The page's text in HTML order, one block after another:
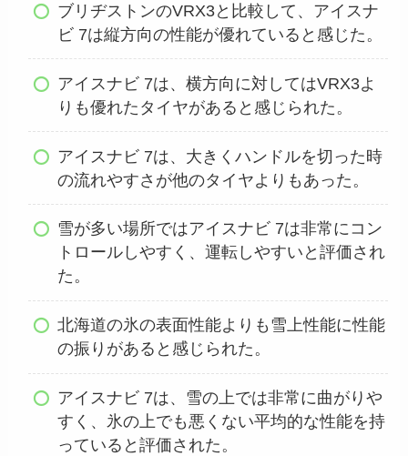
ブリヂストンのVRX3と比較して、アイスナ
ビ 7は縦方向の性能が優れていると感じた。
アイスナビ 7は、横方向に対してはVRX3よ
りも優れたタイヤがあると感じられた。
アイスナビ 7は、大きくハンドルを切った時
の流れやすさが他のタイヤよりもあった。
雪が多い場所ではアイスナビ 7は非常にコン
トロールしやすく、運転しやすいと評価され
た。
北海道の氷の表面性能よりも雪上性能に性能
の振りがあると感じられた。
アイスナビ 7は、雪の上では非常に曲がりや
すく、氷の上でも悪くない平均的な性能を持
っていると評価された。